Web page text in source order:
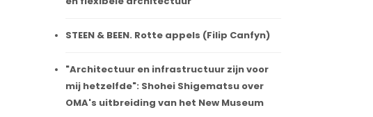
STEEN & BEEN. Rotte appels (Filip Canfyn)
"Architectuur en infrastructuur zijn voor
mij hetzelfde": Shohei Shigematsu over
OMA's uitbreiding van het New Museum